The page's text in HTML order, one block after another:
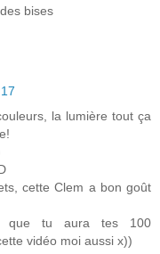
bises
la lumière tout ça
cette Clem a bon goût
que tu aura tes 100
vidéo moi aussi x))